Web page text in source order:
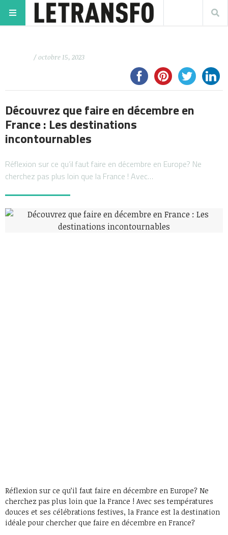
/ octobre 15, 2023
Découvrez que faire en décembre en
France : Les destinations
incontournables
Réflexion sur ce qu’il faut faire en décembre en Europe? Ne
cherchez pas plus loin que la France ! Avec…
Réflexion sur ce qu’il faut faire en décembre en Europe? Ne
cherchez pas plus loin que la France ! Avec ses températures
douces et ses célébrations festives, la France est la destination
idéale pour chercher que faire en décembre en France?